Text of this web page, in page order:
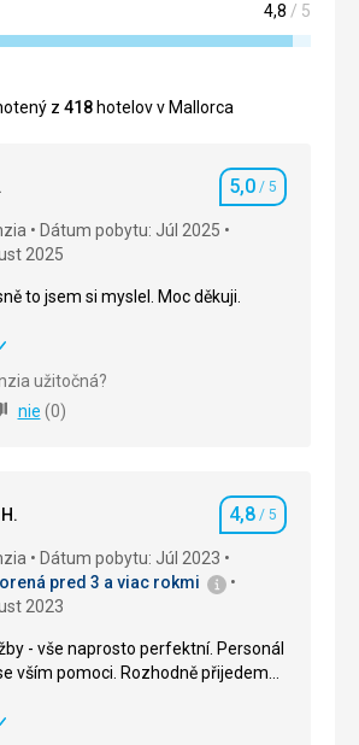
4,8 / 5
z 418 hotelov v Mallorca
Hodnotenie
5,0 / 5
Dátum pobytu: Júl 2025
2025
to jsem si myslel. Moc děkuji.
to jsem si myslel. Moc děkuji.
5,0/ 5
nádherná písečná pláž, vzdálená do
užitočná?
nie (0)
Hodnotenie
4,8 / 5
Dátum pobytu: Júl 2023
pred 3 a viac rokmi
2023
- vše naprosto perfektní. Personál
vším pomoci. Rozhodně přijedeme
- vše naprosto perfektní. Personál